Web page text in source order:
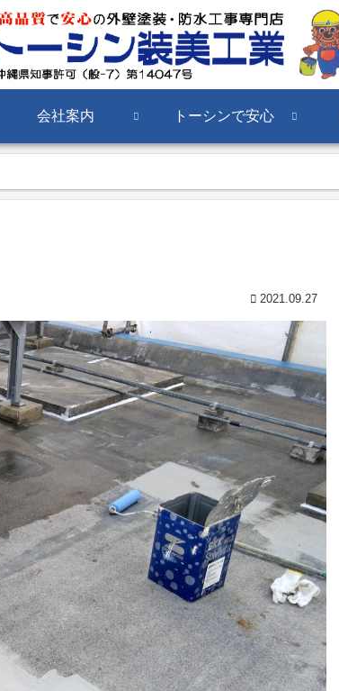
会社案内 トーシンで安心
2021.09.27